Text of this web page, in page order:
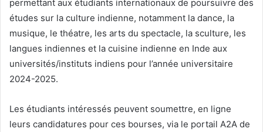
permettant aux étudiants internationaux de poursuivre des
études sur la culture indienne, notamment la dance, la
musique, le théatre, les arts du spectacle, la sculture, les
langues indiennes et la cuisine indienne en Inde aux
universités/instituts indiens pour l’année universitaire
2024-2025.
Les étudiants intéressés peuvent soumettre, en ligne
leurs candidatures pour ces bourses, via le portail A2A de